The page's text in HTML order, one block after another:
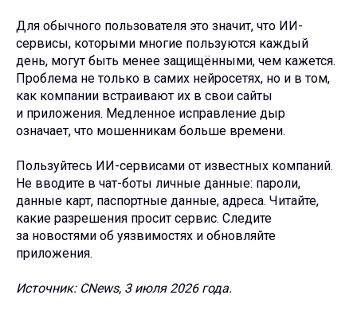
Для обычного пользователя это значит, что ИИ-
сервисы, которыми многие пользуются каждый
день, могут быть менее защищёнными, чем кажется.
Проблема не только в самих нейросетях, но и в том,
как компании встраивают их в свои сайты
и приложения. Медленное исправление дыр
означает, что мошенникам больше времени.
Пользуйтесь ИИ-сервисами от известных компаний.
Не вводите в чат-боты личные данные: пароли,
данные карт, паспортные данные, адреса. Читайте,
какие разрешения просит сервис. Следите
за новостями об уязвимостях и обновляйте
приложения.
Источник: CNews, 3 июля 2026 года.